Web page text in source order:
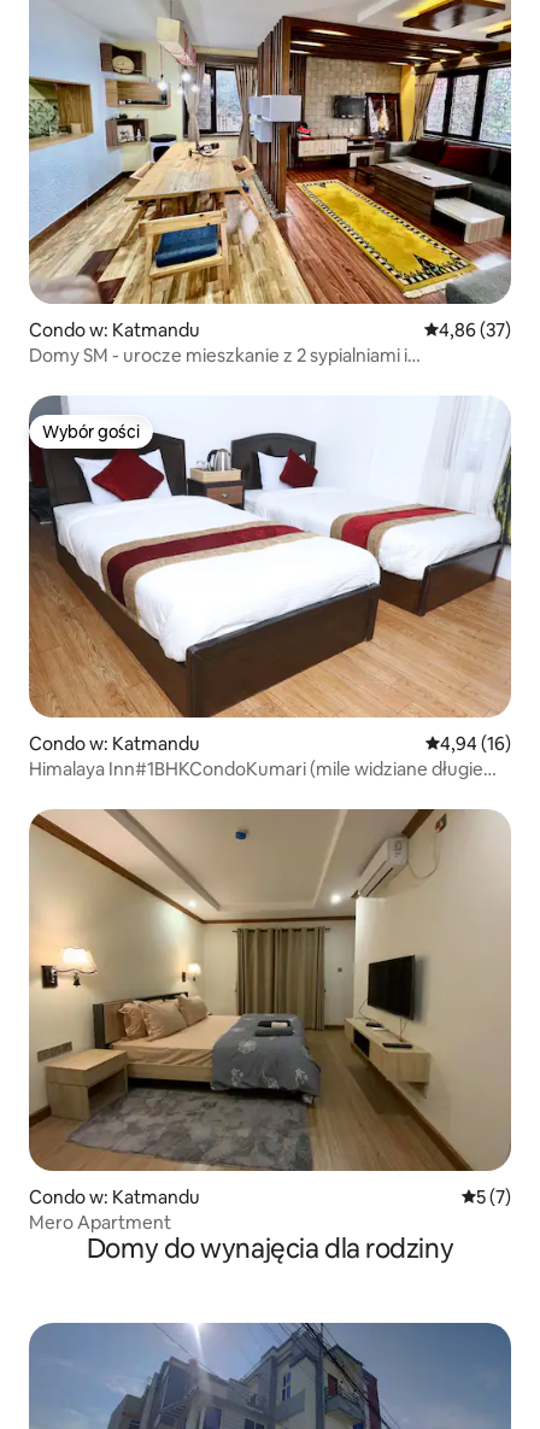
Condo w: Katmandu Średnia
4,86 (37)
Domy SM - urocze mieszkanie z 2 sypialniami i
Wybór gości
Wybór gości
Condo w: Katmandu Średnia
4,94 (16)
Himalaya Inn#1BHKCondoKumari (mile widziane długie
Condo w: Katmandu Średnia
5 (7)
Mero Apartment
Domy do wynajęcia dla rodziny